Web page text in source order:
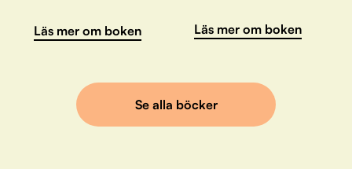
Läs mer om boken Läs mer om boken
Se alla böcker